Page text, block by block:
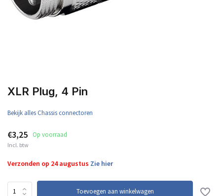
XLR Plug, 4 Pin
Bekijk alles Chassis connectoren
€3,25 Op voorraad
Incl. btw
Verzonden op 24 augustus Zie hier
Toevoegen aan winkelwagen